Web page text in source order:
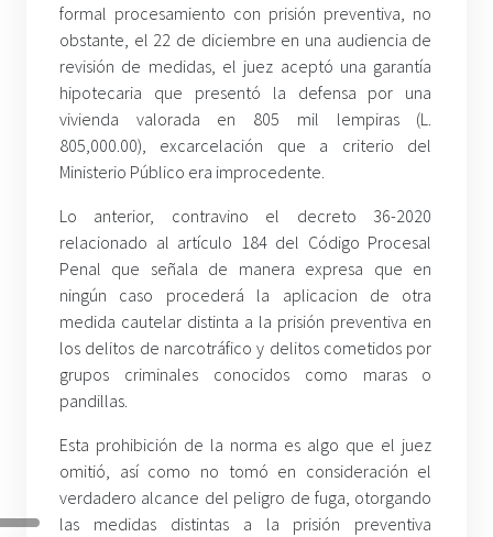
formal procesamiento con prisión preventiva, no
obstante, el 22 de diciembre en una audiencia de
revisión de medidas, el juez aceptó una garantía
hipotecaria que presentó la defensa por una
vivienda valorada en 805 mil lempiras (L.
805,000.00), excarcelación que a criterio del
Ministerio Público era improcedente.
Lo anterior, contravino el decreto 36-2020
relacionado al artículo 184 del Código Procesal
Penal que señala de manera expresa que en
ningún caso procederá la aplicacion de otra
medida cautelar distinta a la prisión preventiva en
los delitos de narcotráfico y delitos cometidos por
grupos criminales conocidos como maras o
pandillas.
Esta prohibición de la norma es algo que el juez
omitió, así como no tomó en consideración el
verdadero alcance del peligro de fuga, otorgando
las medidas distintas a la prisión preventiva